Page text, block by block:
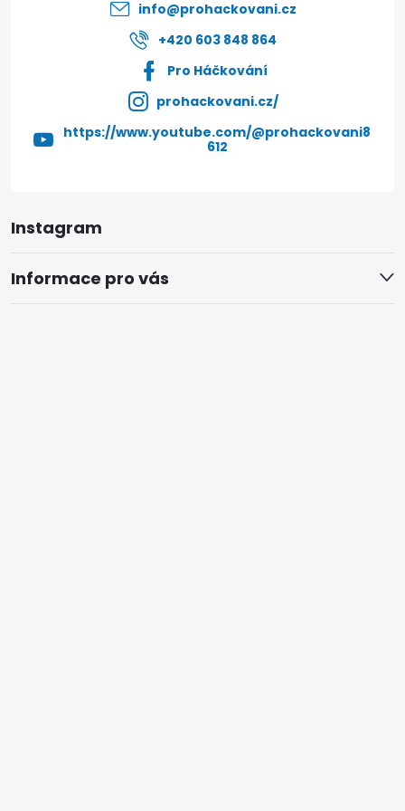
Instagram
Informace pro vás
info@prohackovani.cz
+420 603 848 864
Pro Háčkování
prohackovani.cz/
https://www.youtube.com/@prohackovani8
612